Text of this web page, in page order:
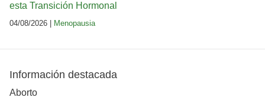
esta Transición Hormonal
04/08/2026 | Menopausia
Información destacada
Aborto